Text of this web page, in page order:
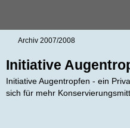
Archiv 2007/2008
Initiative
Initiative Augentropfen - ein
sich für mehr